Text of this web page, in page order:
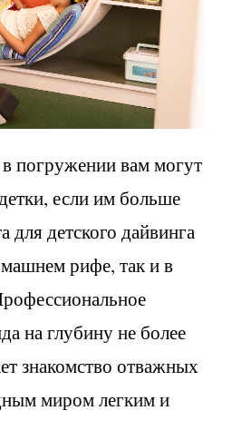
погружении вам могут
если им больше
для детского дайвинга
рифе, так и в
на глубину не более
знакомство отважных
миром легким и